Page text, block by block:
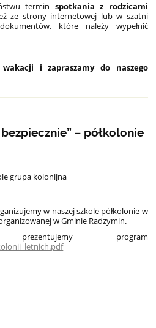
termin spotkania z rodzicami
ze strony internetowej lub w szatni
które należy wypełnić
i zapraszamy do naszego
– półkolonie
grupa kolonijna
w naszej szkole półkolonie w
w Gminie Radzymin.
program